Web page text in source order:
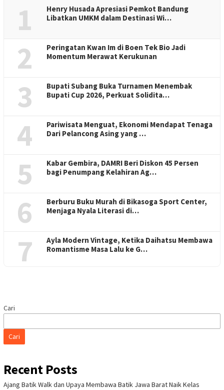
1
Henry Husada Apresiasi Pemkot Bandung
Libatkan UMKM dalam Destinasi Wi…
2
Peringatan Kwan Im di Boen Tek Bio Jadi
Momentum Merawat Kerukunan
3
Bupati Subang Buka Turnamen Menembak
Bupati Cup 2026, Perkuat Solidita…
4
Pariwisata Menguat, Ekonomi Mendapat Tenaga
Dari Pelancong Asing yang …
5
Kabar Gembira, DAMRI Beri Diskon 45 Persen
bagi Penumpang Kelahiran Ag…
6
Berburu Buku Murah di Bikasoga Sport Center,
Menjaga Nyala Literasi di…
7
Ayla Modern Vintage, Ketika Daihatsu Membawa
Romantisme Masa Lalu ke G…
Cari
Cari
Recent Posts
Ajang Batik Walk dan Upaya Membawa Batik Jawa Barat Naik Kelas